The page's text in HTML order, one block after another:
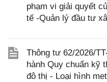
phạm vi giải quyết
tế -Quản lý đầu tư
Thông tư 62/2026/
hành Quy chuẩn kỹ
đô thị - Loại hình